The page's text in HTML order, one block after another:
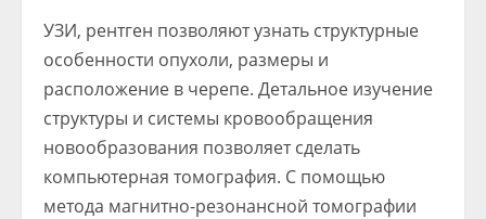
УЗИ, рентген позволяют узнать структурные
особенности опухоли, размеры и
расположение в черепе. Детальное изучение
структуры и системы кровообращения
новообразования позволяет сделать
компьютерная томография. С помощью
метода магнитно-резонансной томографии